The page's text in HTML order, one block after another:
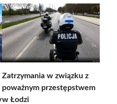
Zatrzymania w związku z
poważnym przestępstwem
w Łodzi